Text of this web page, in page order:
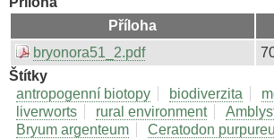
Příloha
bryonora51_2.pdf
Štítky
antropogenní biotopy
biodiverzita
liverworts
rural environment
Bryum argenteum
Ceratodon